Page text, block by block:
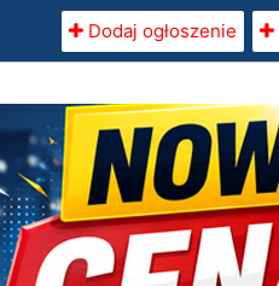
Dodaj ogłoszenie